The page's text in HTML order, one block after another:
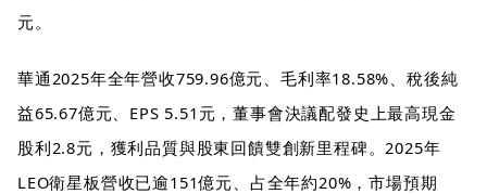
元。
華通2025年全年營收759.96億元、毛利率18.58%、稅後純
益65.67億元、EPS 5.51元，董事會決議配發史上最高現金
股利2.8元，獲利品質與股東回饋雙創新里程碑。2025年
LEO衛星板營收已逾151億元、占全年約20%，市場預期